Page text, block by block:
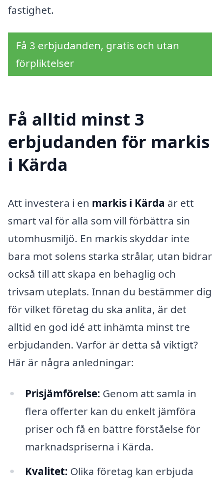
fastighet.
Få 3 erbjudanden, gratis och utan
förpliktelser
Få alltid minst 3
erbjudanden för markis
i Kärda
Att investera i en markis i Kärda är ett
smart val för alla som vill förbättra sin
utomhusmiljö. En markis skyddar inte
bara mot solens starka strålar, utan bidrar
också till att skapa en behaglig och
trivsam uteplats. Innan du bestämmer dig
för vilket företag du ska anlita, är det
alltid en god idé att inhämta minst tre
erbjudanden. Varför är detta så viktigt?
Här är några anledningar:
Prisjämförelse: Genom att samla in
flera offerter kan du enkelt jämföra
priser och få en bättre förståelse för
marknadspriserna i Kärda.
Kvalitet: Olika företag kan erbjuda